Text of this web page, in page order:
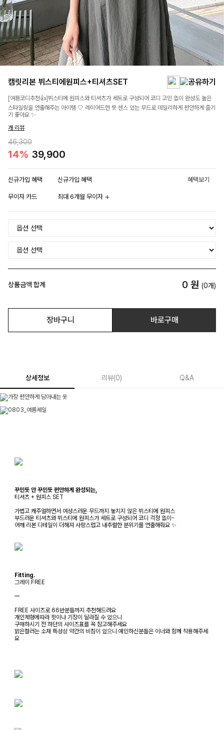
캠릿리본 뷔스티에원피스+티셔츠SET
[여름코디추천👍]뷔스티에 원피스와 티셔츠가 세트로 구성되어 코디 고민 없이 완성도 높은
스타일링을 연출해주는 아이템 🤍 레이어드한 듯 센스 있는 무드로 데일리하게 편안하게 즐기
기 좋아요 ✨
개 리뷰
46,300
14% 39,900
신규가입 혜택 신규가입 혜택 혜택보기
무이자 카드 최대 6개월 무이자
상품금액 합계 0 원 (0개)
장바구니 바로구매
상세정보 리뷰(0) Q&A
꾸민듯 안 꾸민듯 편안하게 완성되는,
티셔츠 + 원피스 SET
가볍고 캐주얼하면서 여성스러운 무드까지 놓치지 않은 뷔스티에 원피스
부드러운 티셔츠와 뷔스티에 원피스가 세트로 구성되어 코디 걱정 없이-
어깨 리본 디테일이 더해져 사랑스럽고 내추럴한 분위기를 연출해줘요 ✨
Fitting.
그레이 FREE
ㅡ
FREE 사이즈로 66반분들까지 추천해드려요
개인체형에따라 핏이나 기장이 달라질 수 있으니
구매하시기 전 하단의 사이즈표를 꼭 참고해주세요
밝은컬러는 소재 특성상 약간의 비침이 있으니 예민하신분들은 이너와 함께 착용해주세
요